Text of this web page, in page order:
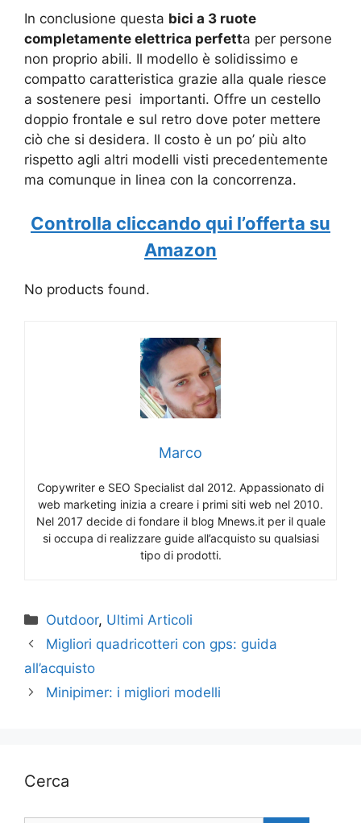
In conclusione questa bici a 3 ruote
completamente elettrica perfetta per persone
non proprio abili. Il modello è solidissimo e
compatto caratteristica grazie alla quale riesce
a sostenere pesi importanti. Offre un cestello
doppio frontale e sul retro dove poter mettere
ciò che si desidera. Il costo è un po’ più alto
rispetto agli altri modelli visti precedentemente
ma comunque in linea con la concorrenza.
Controlla cliccando qui l’offerta su
Amazon
No products found.
Marco
Copywriter e SEO Specialist dal 2012. Appassionato di
web marketing inizia a creare i primi siti web nel 2010.
Nel 2017 decide di fondare il blog Mnews.it per il quale
si occupa di realizzare guide all’acquisto su qualsiasi
tipo di prodotti.
Categorie
Outdoor, Ultimi Articoli
Migliori quadricotteri con gps: guida
all’acquisto
Minipimer: i migliori modelli
Cerca